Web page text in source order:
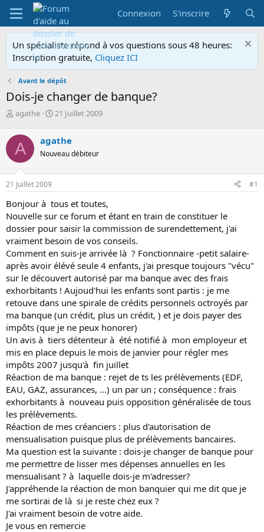
Connexion S'inscrire
Un spécialiste répond à vos questions sous 48 heures:
Inscription gratuite, Cliquez ICI
Avant le dépôt
Dois-je changer de banque?
A
t
e
u
r
d
e
a
d
i
s
c
s
s
i
o
n
agathe
D
e
d
d
u
t
21 Juillet 2009
A agathe
Nouveau débiteur
21 Juillet 2009 #1
Bonjour à tous et toutes,
Nouvelle sur ce forum et étant en train de constituer le
dossier pour saisir la commission de surendettement, j'ai
vraiment besoin de vos conseils.
Comment en suis-je arrivée là ? Fonctionnaire -petit salaire-
après avoir élévé seule 4 enfants, j'ai presque toujours "vécu"
sur le découvert autorisé par ma banque avec des frais
exhorbitants ! Aujoud'hui les enfants sont partis : je me
retouve dans une spirale de crédits personnels octroyés par
ma banque (un crédit, plus un crédit, ) et je dois payer des
impôts (que je ne peux honorer)
Un avis à tiers détenteur à été notifié à mon employeur et
mis en place depuis le mois de janvier pour régler mes
impôts 2007 jusqu'à fin juillet
Réaction de ma banque : rejet de ts les prélèvements (EDF,
EAU, GAZ, assurances, ...) un par un ; conséquence : frais
exhorbitants à nouveau puis opposition généralisée de tous
les prélèvements.
Réaction de mes créanciers : plus d'autorisation de
mensualisation puisque plus de prélèvements bancaires.
Ma question est la suivante : dois-je changer de banque pour
me permettre de lisser mes dépenses annuelles en les
mensualisant ? à laquelle dois-je m'adresser?
J'appréhende la réaction de mon banquier qui me dit que je
me sortirai de là si je reste chez eux ?
J'ai vraiment besoin de votre aide.
Je vous en remercie